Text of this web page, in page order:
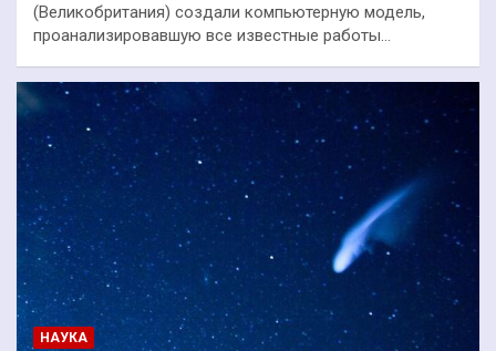
(Великобритания) создали компьютерную модель,
проанализировавшую все известные работы…
НАУКА